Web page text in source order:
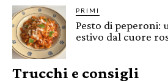
PRIMI
Pesto di peperoni:
estivo dal cuore
Trucchi e consigli